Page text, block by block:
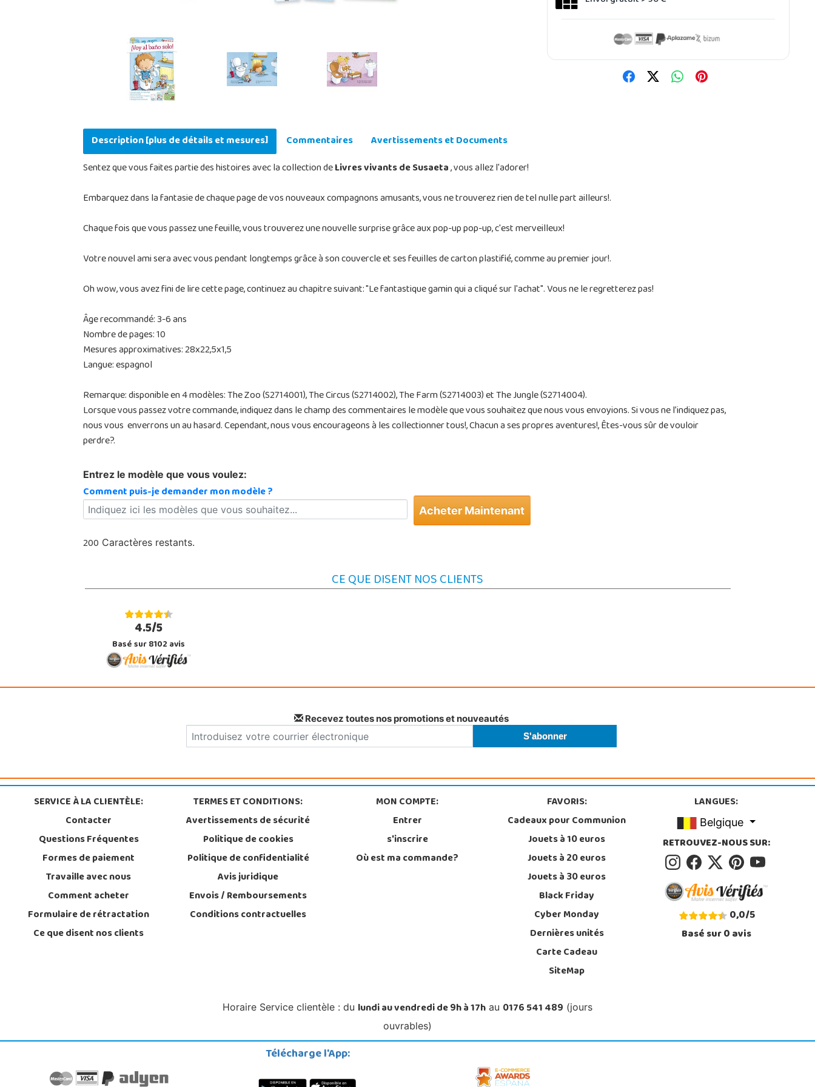
Description [plus de détails et mesures] Commentaires
Avertissements et Documents
Sentez que vous faites partie des histoires avec la collection deLivres vivants de Susaeta, vous allez l'adorer!
Embarquez dans la fantasie de chaque page de vos nouveaux compagnons amusants, vous ne trouverez rien de tel nulle part ailleurs!.
Chaque fois que vous passez une feuille, vous trouverez une nouvelle surprise grâce aux pop-up pop-up, c'est merveilleux!
Votre nouvel ami sera avec vous pendant longtemps grâce à son couvercle et ses feuilles de carton plastifié, comme au premier jour!.
Oh wow, vous avez fini de lire cette page, continuez au chapitre suivant: "Le fantastique gamin qui a cliqué sur l'achat". Vous ne le regretterez pas!
Âge recommandé: 3-6 ans
Nombre de pages: 10
Mesures approximatives: 28x22,5x1,5
Langue: espagnol
Remarque: disponible en 4 modèles: The Zoo (S2714001), The Circus (S2714002), The Farm (S2714003) et The Jungle (S2714004).
Lorsque vous passez votre commande, indiquez dans le champ des commentaires le modèle que vous souhaitez que nous vous envoyions. Si vous ne l’indiquez pas,
nous vous enverrons un au hasard. Cependant, nous vous encourageons à les collectionner tous!, Chacun a ses propres aventures!, Êtes-vous sûr de vouloir
perdre?.
Entrez le modèle que vous voulez:
Comment puis-je demander mon modèle ?
Acheter Maintenant
200 Caractères restants.
CE QUE DISENT NOS CLIENTS
4.5/5
Basé sur 8102 avis
Recevez toutes nos promotions et nouveautés
SERVICE À LA CLIENTÈLE:
Contacter
Questions Fréquentes
Formes de paiement
Travaille avec nous
Comment acheter
Formulaire de rétractation
Ce que disent nos clients
TERMES ET CONDITIONS:
Avertissements de sécurité
Politique de cookies
Politique de confidentialité
Avis juridique
Envois / Remboursements
Conditions contractuelles
MON COMPTE:
Entrer
s'inscrire
Où est ma commande?
FAVORIS:
Cadeaux pour Communion
Jouets à 10 euros
Jouets à 20 euros
Jouets à 30 euros
Black Friday
Cyber Monday
Dernières unités
Carte Cadeau
SiteMap
LANGUES:
Belgique
RETROUVEZ-NOUS SUR:
0,0/5
Basé sur0avis
Horaire Service clientèle : du lundi au vendredi de 9h à 17h au 0176 541 489 (jours
ouvrables)
Télécharge l'App: